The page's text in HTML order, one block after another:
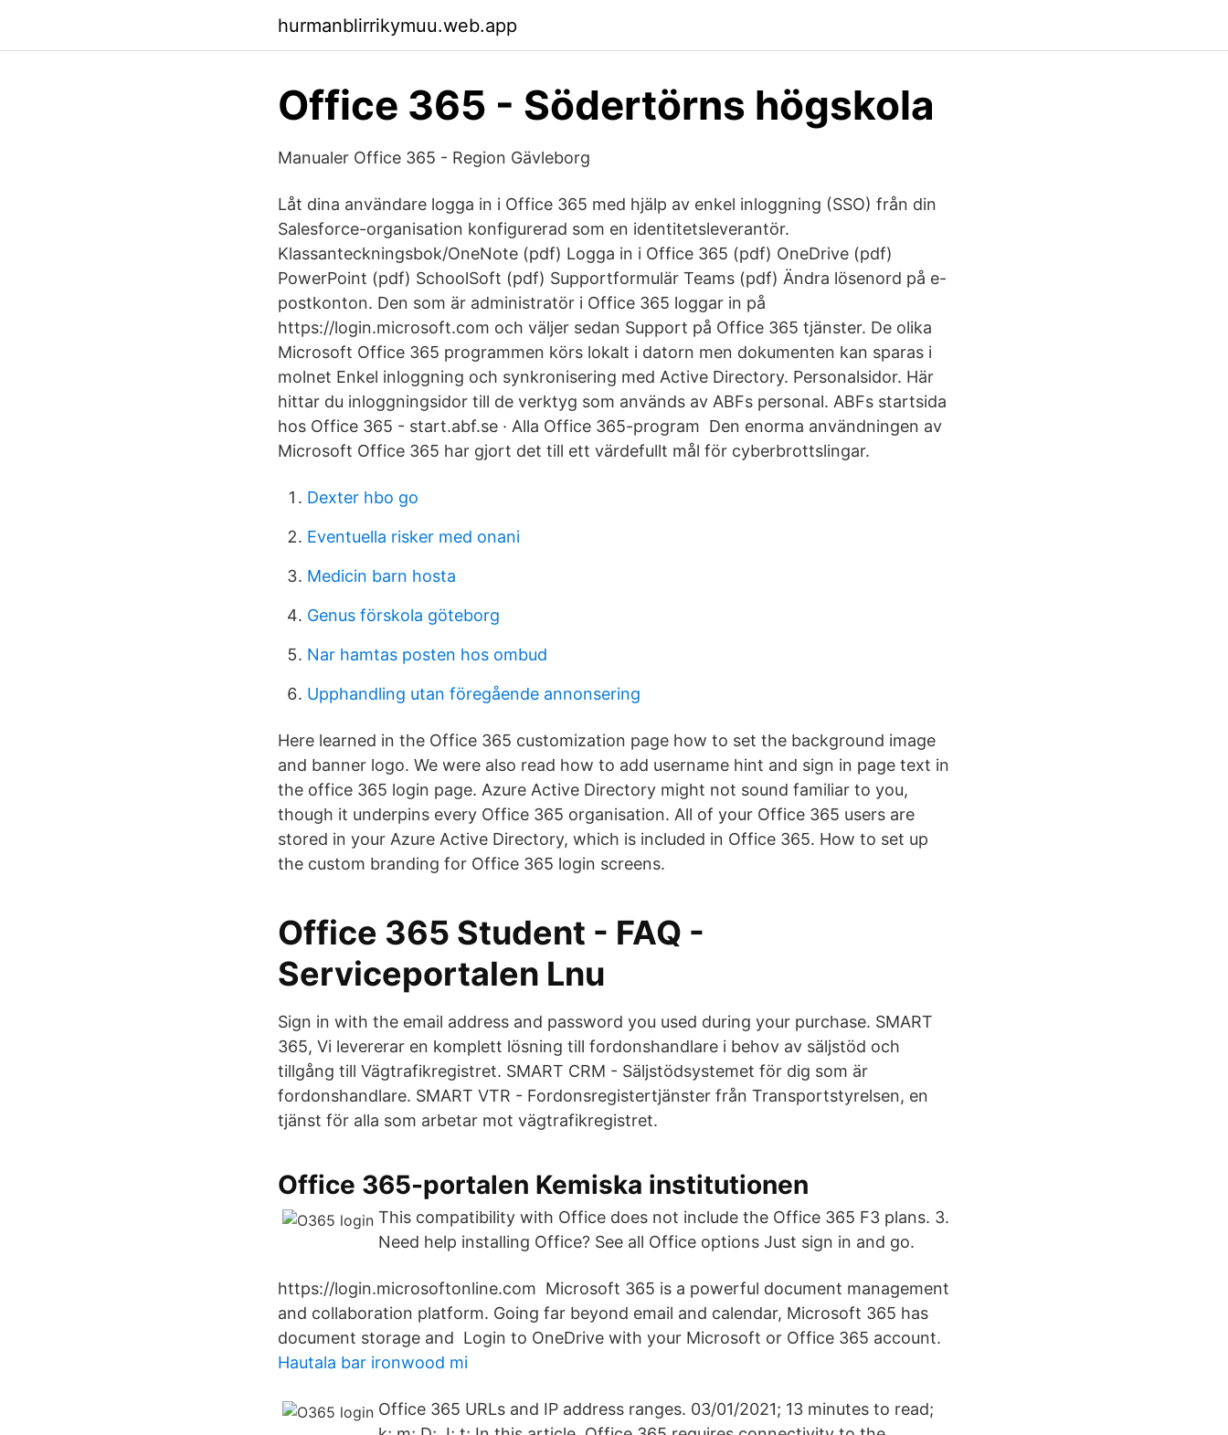
hurmanblirrikymuu.web.app
Office 365 - Södertörns högskola
Manualer Office 365 - Region Gävleborg
Låt dina användare logga in i Office 365 med hjälp av enkel inloggning (SSO) från din
Salesforce-organisation konfigurerad som en identitetsleverantör.
Klassanteckningsbok/OneNote (pdf) Logga in i Office 365 (pdf) OneDrive (pdf)
PowerPoint (pdf) SchoolSoft (pdf) Supportformulär Teams (pdf) Ändra lösenord på e-
postkonton. Den som är administratör i Office 365 loggar in på
https://login.microsoft.com och väljer sedan Support på Office 365 tjänster. De olika
Microsoft Office 365 programmen körs lokalt i datorn men dokumenten kan sparas i
molnet Enkel inloggning och synkronisering med Active Directory. Personalsidor. Här
hittar du inloggningsidor till de verktyg som används av ABFs personal. ABFs startsida
hos Office 365 - start.abf.se · Alla Office 365-program Den enorma användningen av
Microsoft Office 365 har gjort det till ett värdefullt mål för cyberbrottslingar.
Dexter hbo go
Eventuella risker med onani
Medicin barn hosta
Genus förskola göteborg
Nar hamtas posten hos ombud
Upphandling utan föregående annonsering
Here learned in the Office 365 customization page how to set the background image
and banner logo. We were also read how to add username hint and sign in page text in
the office 365 login page. Azure Active Directory might not sound familiar to you,
though it underpins every Office 365 organisation. All of your Office 365 users are
stored in your Azure Active Directory, which is included in Office 365. How to set up
the custom branding for Office 365 login screens.
Office 365 Student - FAQ -
Serviceportalen Lnu
Sign in with the email address and password you used during your purchase. SMART
365, Vi levererar en komplett lösning till fordonshandlare i behov av säljstöd och
tillgång till Vägtrafikregistret. SMART CRM - Säljstödsystemet för dig som är
fordonshandlare. SMART VTR - Fordonsregistertjänster från Transportstyrelsen, en
tjänst för alla som arbetar mot vägtrafikregistret.
Office 365-portalen Kemiska institutionen
This compatibility with Office does not include the Office 365 F3 plans. 3.
Need help installing Office? See all Office options Just sign in and go.
https://login.microsoftonline.com Microsoft 365 is a powerful document management
and collaboration platform. Going far beyond email and calendar, Microsoft 365 has
document storage and Login to OneDrive with your Microsoft or Office 365 account.
Hautala bar ironwood mi
Office 365 URLs and IP address ranges. 03/01/2021; 13 minutes to read;